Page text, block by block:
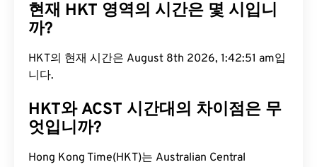
현재 HKT 영역의 시간은 몇 시입니
까?
HKT의 현재 시간은 August 8th 2026, 1:42:52 am입
니다.
HKT와 ACST 시간대의 차이점은 무
엇입니까?
Hong Kong Time(HKT)는 Australian Central